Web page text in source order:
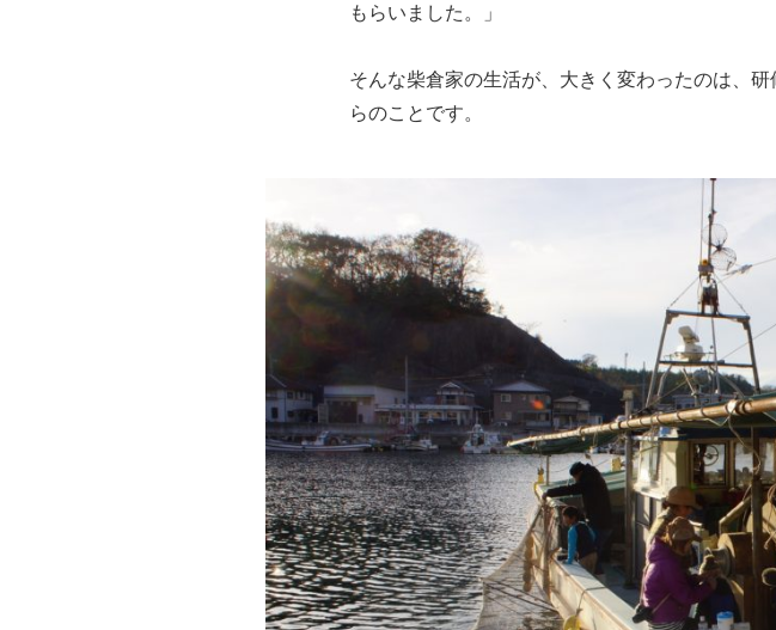
もらいました。」
そんな柴倉家の生活が、大きく変わったのは、
らのことです。